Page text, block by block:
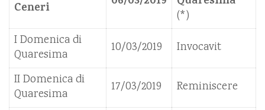
Ceneri
(*)
I Domenica di
Quaresima
10/03/2019 Invocavit
II Domenica di
Quaresima
17/03/2019 Reminiscere